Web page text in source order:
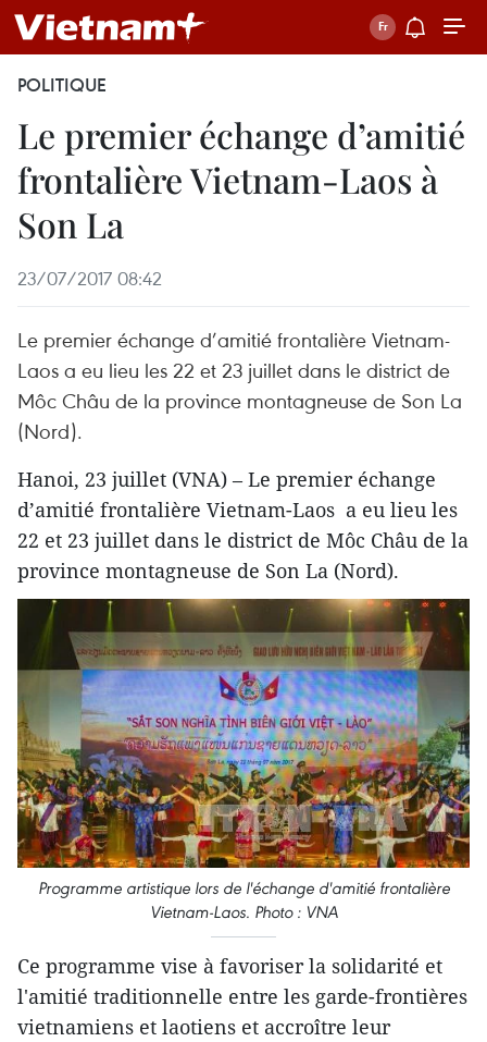
POLITIQUE
Le premier échange d’amitié
frontalière Vietnam-Laos à
Son La
23/07/2017 08:42
Le premier échange d’amitié frontalière Vietnam-
Laos a eu lieu les 22 et 23 juillet dans le district de
Môc Châu de la province montagneuse de Son La
(Nord).
Hanoi, 23 juillet (VNA) – Le premier échange
d’amitié frontalière Vietnam-Laos a eu lieu les
22 et 23 juillet dans le district de Môc Châu de la
province montagneuse de Son La (Nord).
Programme artistique lors de l'échange d'amitié frontalière
Vietnam-Laos. Photo : VNA
Ce programme vise à favoriser la solidarité et
l'amitié traditionnelle entre les garde-frontières
vietnamiens et laotiens et accroître leur